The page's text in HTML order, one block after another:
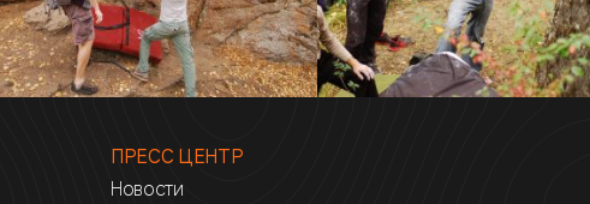
ПРЕСС ЦЕНТР
Новости